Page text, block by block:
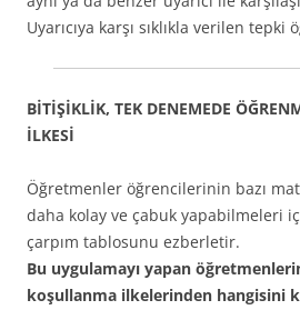
Uyarıcıya karşı sıklıkla verilen tepki
BİTİŞİKLİK, TEK DENEMEDE
İLKESİ
Öğretmenler öğrencilerinin bazı
daha kolay ve çabuk yapabilmeleri
çarpım tablosunu ezberletir.
Bu uygulamayı yapan
koşullanma ilkelerinden hangisini